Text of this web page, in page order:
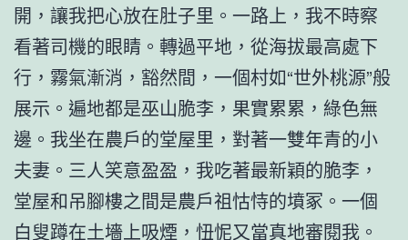
開，讓我把心放在肚子里。一路上，我不時察
看著司機的眼睛。轉過平地，從海拔最高處下
行，霧氣漸消，豁然間，一個村如“世外桃源”般
展示。遍地都是巫山脆李，果實累累，綠色無
邊。我坐在農戶的堂屋里，對著一雙年青的小
夫妻。三人笑意盈盈，我吃著最新穎的脆李，
堂屋和吊腳樓之間是農戶祖怙恃的墳冢。一個
白叟蹲在土墻上吸煙，忸怩又當真地審閱我。